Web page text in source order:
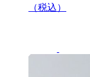
（税込）